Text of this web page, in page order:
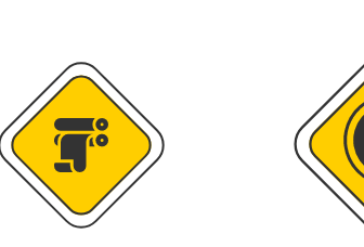
знаки